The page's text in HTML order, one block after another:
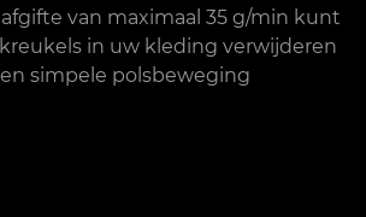
van maximaal 35 g/min kunt
in uw kleding verwijderen
simpele polsbeweging